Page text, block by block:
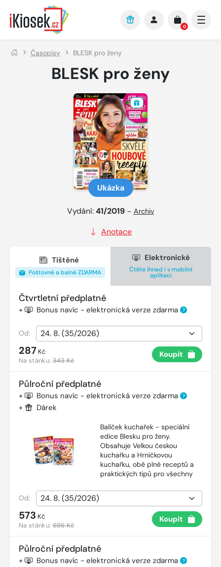
Přejít na hlavní obsah
0
Časopisy BLESK pro ženy
BLESK pro ženy
Ukázka
Vydání:41/2019 – Archiv
Anotace
Tištěné
Poštovné a balné ZDARMA
Elektronické
Čtěte ihned i v mobilní
aplikaci
Čtvrtletní předplatné
+ Bonus navíc - elektronická verze zdarma ?
Od:
287 Kč
Na stánku:343 Kč
Koupit
Půlroční předplatné
+ Bonus navíc - elektronická verze zdarma ?
+ Dárek
Balíček kuchařek - speciální
edice Blesku pro ženy.
Obsahuje Velkou českou
kuchařku a Hrníčkovou
kuchařku, obě plné receptů a
praktických tipů pro všechny
Od:
573 Kč
Na stánku:686 Kč
Koupit
Půlroční předplatné
+ Bonus navíc - elektronická verze zdarma ?